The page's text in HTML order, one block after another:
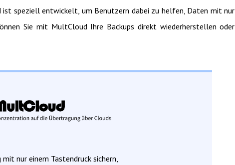
ist speziell entwickelt, um Benutzern dabei zu helfen, Daten mit nur
Sie mit MultCloud Ihre Backups direkt wiederherstellen oder
nur einem Tastendruck sichern,